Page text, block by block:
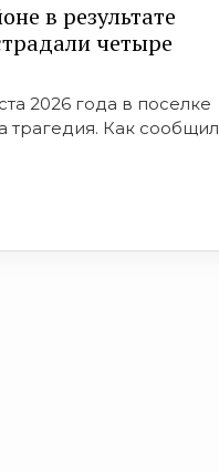
в результате
четыре
2026 года в поселке
трагедия. Как сообщил